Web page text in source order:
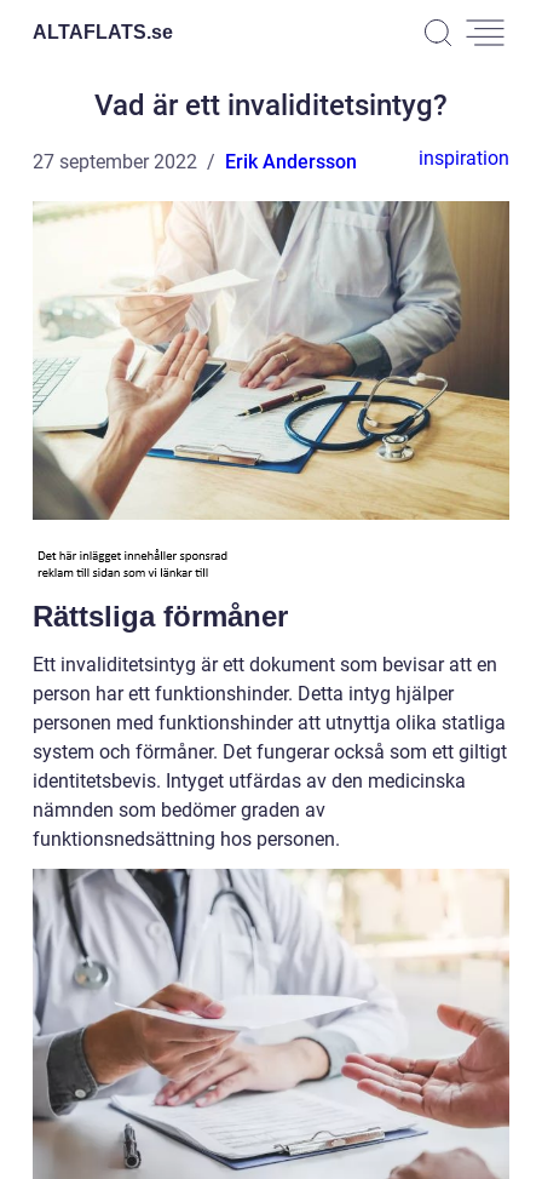
ALTAFLATS.se
Vad är ett invaliditetsintyg?
27 september 2022 Erik Andersson inspiration
Rättsliga förmåner
Ett invaliditetsintyg är ett dokument som bevisar att en
person har ett funktionshinder. Detta intyg hjälper
personen med funktionshinder att utnyttja olika statliga
system och förmåner. Det fungerar också som ett giltigt
identitetsbevis. Intyget utfärdas av den medicinska
nämnden som bedömer graden av
funktionsnedsättning hos personen.